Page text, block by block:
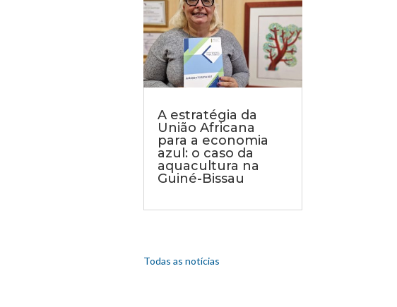
A estratégia da
União Africana
para a economia
azul: o caso da
aquacultura na
Guiné-Bissau
Todas as notícias